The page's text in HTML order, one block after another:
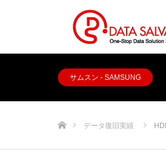
サムスン - SAMSUNG
データ復旧実績